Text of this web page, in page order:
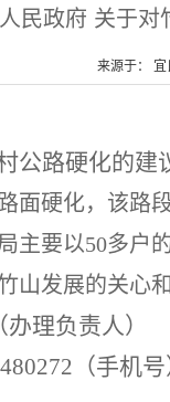
民政府 关于
来源于：
公路硬化的建
面硬化，该路
主要以50多户
山发展的关心
（办理负责人）
（手机号